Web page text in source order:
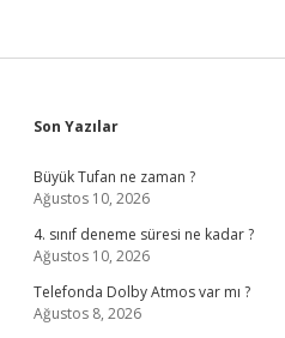
Sidebar
Son Yazılar
Büyük Tufan ne zaman ?
Ağustos 10, 2026
4. sınıf deneme süresi ne kadar ?
Ağustos 10, 2026
Telefonda Dolby Atmos var mı ?
Ağustos 8, 2026